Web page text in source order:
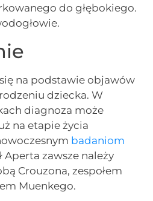
do głębokiego.
na podstawie objawów
dziecka. W
diagnoza może
na etapie życia
badaniom
Aperta zawsze należy
Crouzona, zespołem
Muenkego.